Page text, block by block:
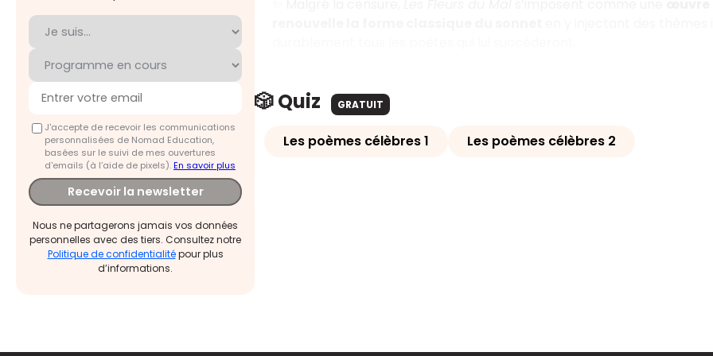
J'accepte de recevoir les communications
personnalisées de Nomad Education,
basées sur le suivi de mes ouvertures
d'emails (à l’aide de pixels).En savoir plus
Recevoir la newsletter
Nous ne partagerons jamais vos données
personnelles avec des tiers. Consultez notre
Politique de confidentialitépour plus
d’informations.
🎲 Quiz GRATUIT
Les poèmes célèbres 1 Les poèmes célèbres 2